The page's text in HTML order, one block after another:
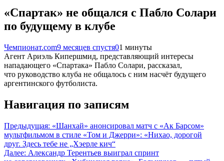
«Спартак» не общался с Пабло Солари
по будущему в клубе
Чемпионат.com9 месяцев спустя01 минуты
Агент Ариэль Кипершмид, представляющий интересы
нападающего «Спартака» Пабло Солари, рассказал,
что руководство клуба не общалось с ним насчёт будущего
аргентинского футболиста.
Навигация по записям
Предыдущая: «Шанхай» анонсировал матч с «Ак Барсом»
мультфильмом в стиле «Том и Джерри»: «Нихао, дорогой
друг. Здесь тебе не „Хэерле кич“
Далее: Александр Терентьев выиграл спринт